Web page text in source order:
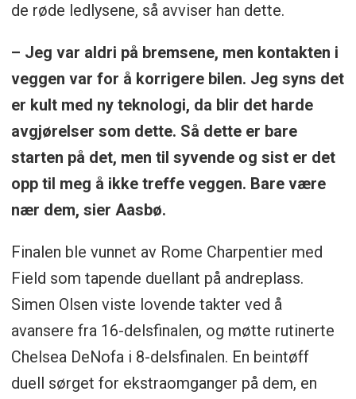
de røde ledlysene, så avviser han dette.
– Jeg var aldri på bremsene, men kontakten i
veggen var for å korrigere bilen. Jeg syns det
er kult med ny teknologi, da blir det harde
avgjørelser som dette. Så dette er bare
starten på det, men til syvende og sist er det
opp til meg å ikke treffe veggen. Bare være
nær dem, sier Aasbø.
Finalen ble vunnet av Rome Charpentier med
Field som tapende duellant på andreplass.
Simen Olsen viste lovende takter ved å
avansere fra 16-delsfinalen, og møtte rutinerte
Chelsea DeNofa i 8-delsfinalen. En beintøff
duell sørget for ekstraomganger på dem, en